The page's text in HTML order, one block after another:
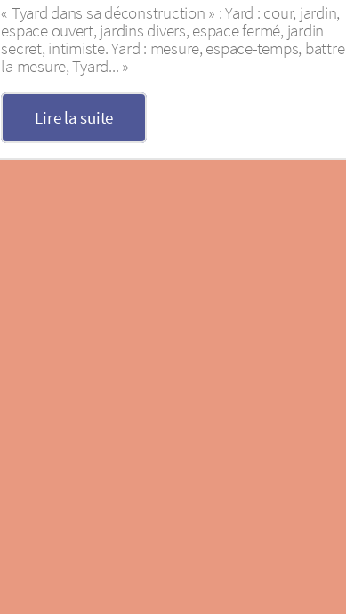
« Tyard dans sa déconstruction » : Yard : cour, jardin,
espace ouvert, jardins divers, espace fermé, jardin
secret, intimiste. Yard : mesure, espace-temps, battre
la mesure, Tyard... »
Lire la suite